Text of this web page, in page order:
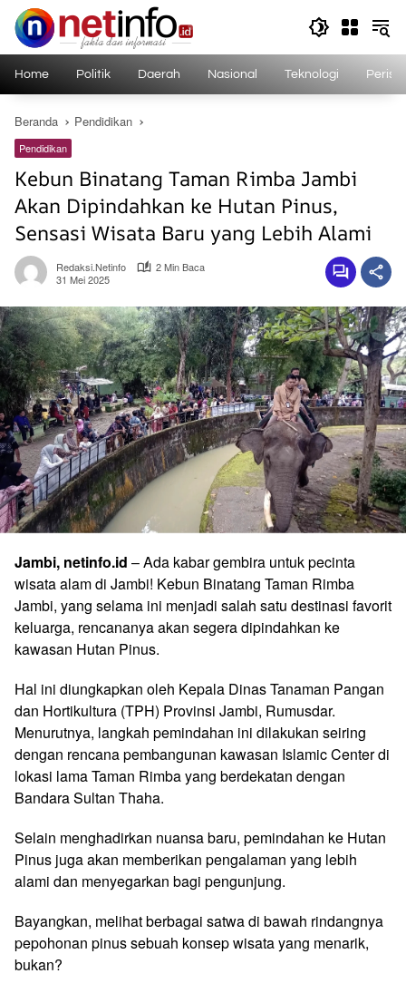
Langsung
konten
Home Politik Daerah Nasional Teknologi
Beranda Pendidikan
Pendidikan
Kebun Binatang Taman Rimba Jambi
Akan Dipindahkan ke Hutan Pinus,
Sensasi Wisata Baru yang Lebih Alami
Redaksi.netinfo
2 Min Baca
31 Mei 2025
Jambi, netinfo.id – Ada kabar gembira untuk pecinta
wisata alam di Jambi! Kebun Binatang Taman Rimba
Jambi, yang selama ini menjadi salah satu destinasi favorit
keluarga, rencananya akan segera dipindahkan ke
kawasan Hutan Pinus.
Hal ini diungkapkan oleh Kepala Dinas Tanaman Pangan
dan Hortikultura (TPH) Provinsi Jambi, Rumusdar.
Menurutnya, langkah pemindahan ini dilakukan seiring
dengan rencana pembangunan kawasan Islamic Center di
lokasi lama Taman Rimba yang berdekatan dengan
Bandara Sultan Thaha.
Selain menghadirkan nuansa baru, pemindahan ke Hutan
Pinus juga akan memberikan pengalaman yang lebih
alami dan menyegarkan bagi pengunjung.
Bayangkan, melihat berbagai satwa di bawah rindangnya
pepohonan pinus sebuah konsep wisata yang menarik,
bukan?